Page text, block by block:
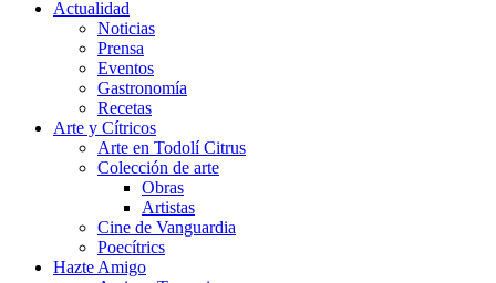
Actualidad
Noticias
Prensa
Eventos
Gastronomía
Recetas
Arte y Cítricos
Arte en Todolí Citrus
Colección de arte
Obras
Artistas
Cine de Vanguardia
Poecítrics
Hazte Amigo